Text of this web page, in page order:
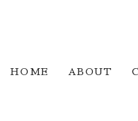
HOME ABOUT